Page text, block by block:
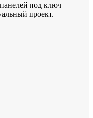
под ключ.
проект.